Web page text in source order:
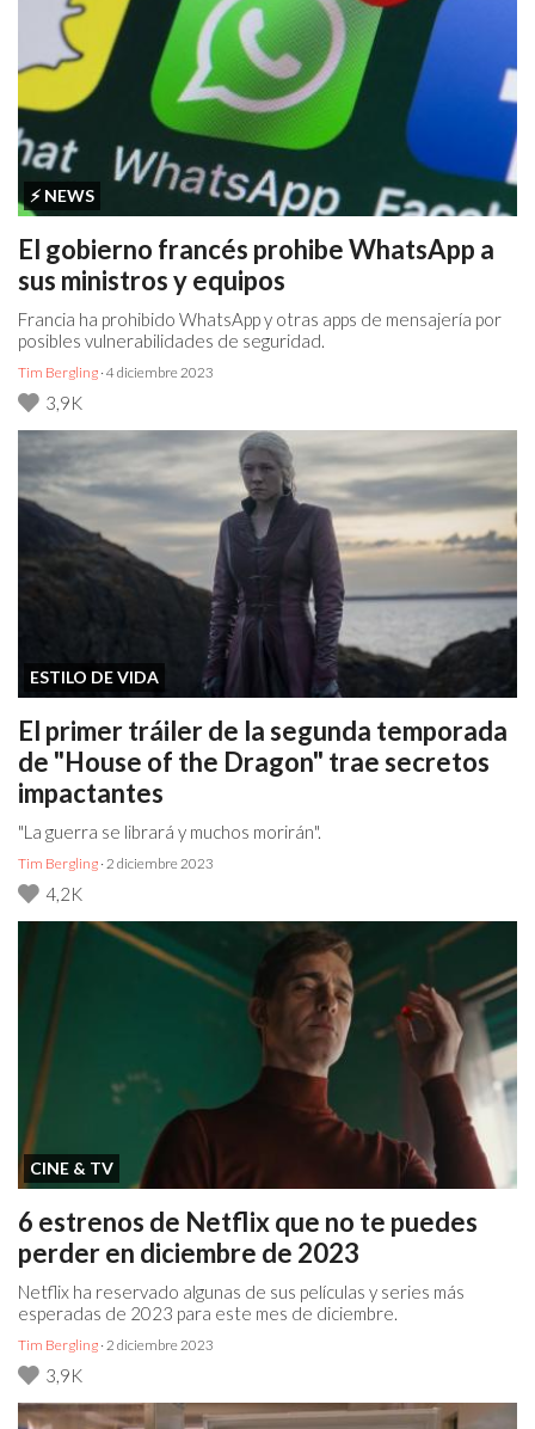
⚡️ NEWS
El gobierno francés prohibe WhatsApp a
sus ministros y equipos
Francia ha prohibido WhatsApp y otras apps de mensajería por
posibles vulnerabilidades de seguridad.
Tim Bergling · 4 diciembre 2023
3,9K
ESTILO DE VIDA
El primer tráiler de la segunda temporada
de "House of the Dragon" trae secretos
impactantes
"La guerra se librará y muchos morirán".
Tim Bergling · 2 diciembre 2023
4,2K
CINE & TV
6 estrenos de Netflix que no te puedes
perder en diciembre de 2023
Netflix ha reservado algunas de sus películas y series más
esperadas de 2023 para este mes de diciembre.
Tim Bergling · 2 diciembre 2023
3,9K